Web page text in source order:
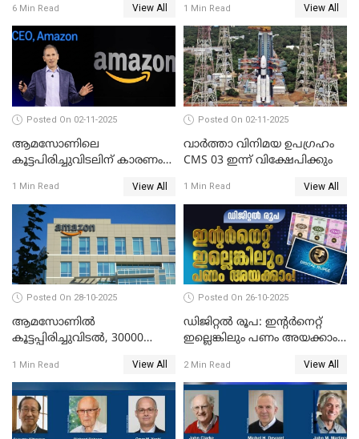
സുരക്ഷ!
6 Min Read View All
വിവാഹാഭ്യർത്ഥന നടത്തിയത്
ക്ലോസ്
1 Min Read View All
Posted On 02-11-2025
ആമസോണിലെ
കൂട്ടപിരിച്ചുവിടലിന് കാരണം
വെളിപ്പെടുത്തലുമായി CEO
ആന്റി ജാസി
1 Min Read View All
Posted On 02-11-2025
വാര്‍ത്താ വിനിമയ ഉപഗ്രഹം
CMS 03 ഇന്ന് വിക്ഷേപിക്കും
1 Min Read View All
Posted On 28-10-2025
ആമസോണില്‍
കൂട്ടപ്പിരിച്ചുവിടല്‍, 30000
1 Min Read View All
Posted On 26-10-2025
ഡിജിറ്റൽ രൂപ: ഇന്റർനെറ്റ്
ഇല്ലെങ്കിലും പണം അയക്കാം!
IN MALAYALAM
2 Min Read View All